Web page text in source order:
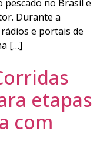
no Brasil e
Durante a
e portais de
[…]
etapas
com